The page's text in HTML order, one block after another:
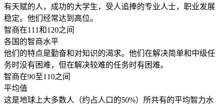
有天赋的人，成功的大学生，受人追捧的专业人士，职业发展
稳定。他们经常达到高位。
智商在111和120之间
各国的智商水平
他们的特点是勤奋和对知识的渴求。他们在解决简单和中级任
务时没有困难，但在解决较难的任务时有困难。
智商在90至110之间
平均值
这是地球上大多数人（约占人口的50%）所共有的平均智力水